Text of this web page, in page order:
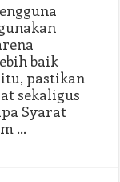
baik
itu, pastikan
sekaligus
Syarat
…